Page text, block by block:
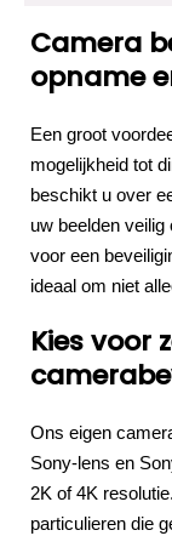
Camera
opname
Een groot
mogelijkheid tot
beschikt u over
uw beelden
voor een
ideaal om niet
Kies voor
Ons eigen
Sony-lens en
2K of 4K
particulieren die